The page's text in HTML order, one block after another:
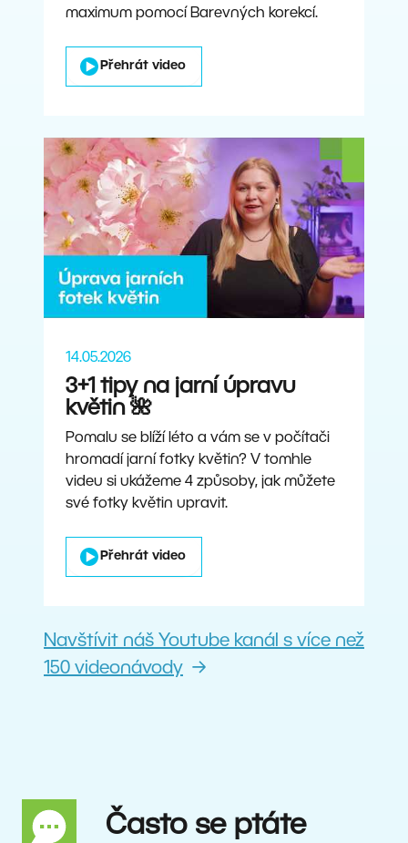
maximum pomocí Barevných korekcí.
Přehrát video
14.05.2026
3+1 tipy na jarní úpravu
květin 🌺
Pomalu se blíží léto a vám se v počítači
hromadí jarní fotky květin? V tomhle
videu si ukážeme 4 způsoby, jak můžete
své fotky květin upravit.
Přehrát video
Navštívit náš Youtube kanál s více než
150 videonávody
Často se ptáte